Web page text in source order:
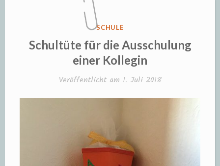
VERÖFFENTLICHT
SCHULE
Schultüte für die Ausschulung
einer Kollegin
Veröffentlicht am 1. Juli 2018